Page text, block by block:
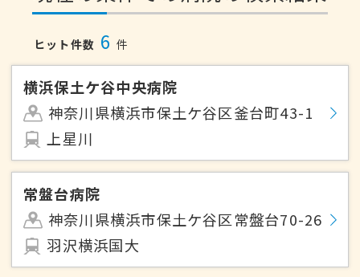
ヒット件数 6 件
横浜保土ケ谷中央病院
神奈川県横浜市保土ケ谷区釜台町43-1
上星川
常盤台病院
神奈川県横浜市保土ケ谷区常盤台70-26
羽沢横浜国大